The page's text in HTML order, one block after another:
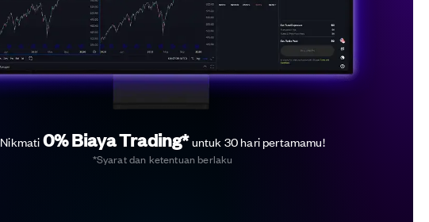
Nikmati0% Biaya Trading*untuk 30 hari pertamamu!
*Syarat dan ketentuan berlaku